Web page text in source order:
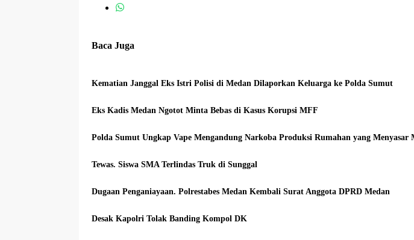
Baca Juga
Kematian Janggal Eks Istri Polisi di Medan Dilaporkan Keluarga ke Polda Sumut
Eks Kadis Medan Ngotot Minta Bebas di Kasus Korupsi MFF
Polda Sumut Ungkap Vape Mengandung Narkoba Produksi Rumahan yang Menyasar
Tewas. Siswa SMA Terlindas Truk di Sunggal
Dugaan Penganiayaan. Polrestabes Medan Kembali Surat Anggota DPRD Medan
Desak Kapolri Tolak Banding Kompol DK